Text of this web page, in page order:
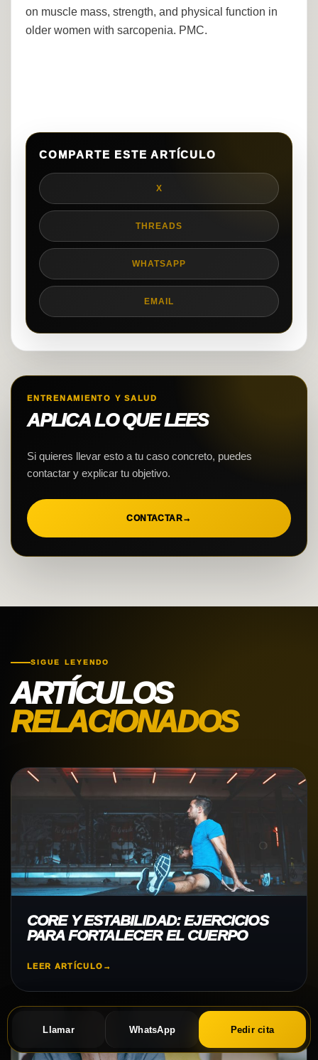
on muscle mass, strength, and physical function in
older women with sarcopenia. PMC.
COMPARTE ESTE ARTÍCULO
X
THREADS
WHATSAPP
EMAIL
ENTRENAMIENTO Y SALUD
APLICA LO QUE LEES
Si quieres llevar esto a tu caso concreto, puedes
contactar y explicar tu objetivo.
CONTACTAR→
SIGUE LEYENDO
ARTÍCULOS
RELACIONADOS
CORE Y ESTABILIDAD: EJERCICIOS
PARA FORTALECER EL CUERPO
LEER ARTÍCULO →
Llamar WhatsApp Pedir cita